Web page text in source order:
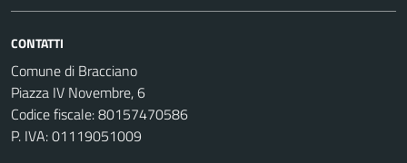
CONTATTI
Comune di Bracciano
Piazza IV Novembre, 6
Codice fiscale: 80157470586
P. IVA: 01119051009